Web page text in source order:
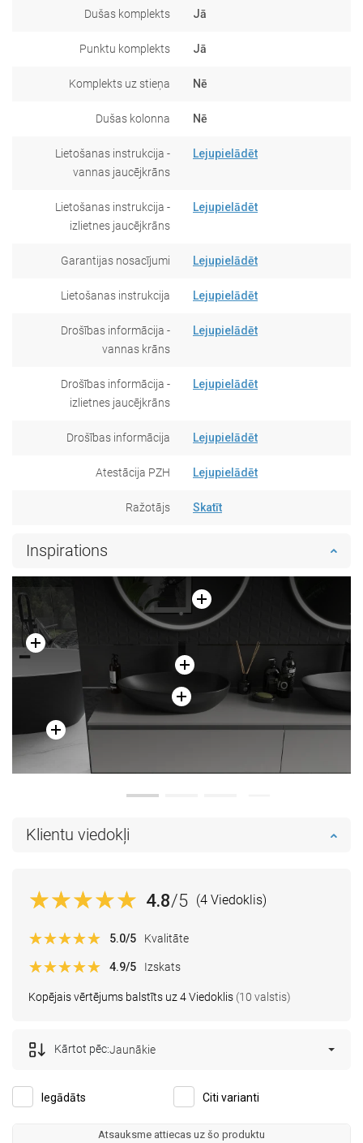
Dušas komplekts Jā
Punktu komplekts Jā
Komplekts uz stieņa Nē
Dušas kolonna Nē
Lietošanas instrukcija -
vannas jaucējkrāns
Lejupielādēt
Lietošanas instrukcija -
izlietnes jaucējkrāns
Lejupielādēt
Garantijas nosacījumi Lejupielādēt
Lietošanas instrukcija Lejupielādēt
Drošības informācija -
vannas krāns
Lejupielādēt
Drošības informācija -
izlietnes jaucējkrāns
Lejupielādēt
Drošības informācija Lejupielādēt
Atestācija PZH Lejupielādēt
Ražotājs Skatīt
Inspirations
Klientu viedokļi
4.8/5 (4 Viedoklis)
Kopējais vērtējums balstīts uz 4 Viedoklis (10 valstis)
5.0/5 Kvalitāte
4.9/5 Izskats
Iegādāts Citi varianti
Kārtot pēc:Jaunākie
Atsauksme attiecas uz šo produktu